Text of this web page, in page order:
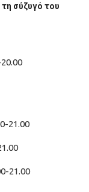
σύζυγό του
21.00
21.00